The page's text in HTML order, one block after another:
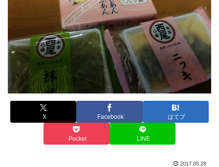
X Facebook はてブ
Pocket LINE
2017.05.28